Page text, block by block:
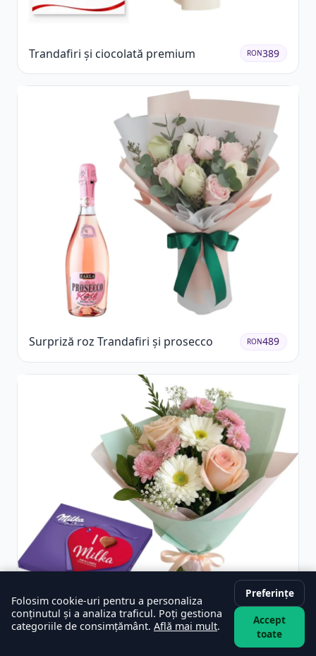
Trandafiri și ciocolată premium RON389
Surpriză roz Trandafiri și prosecco RON489
Buchet vesel și ciocolată RON 329
Folosim cookie-uri pentru a personaliza
conținutul și a analiza traficul. Poți gestiona
categoriile de consimțământ. Află mai mult.
Preferințe
Accept
toate